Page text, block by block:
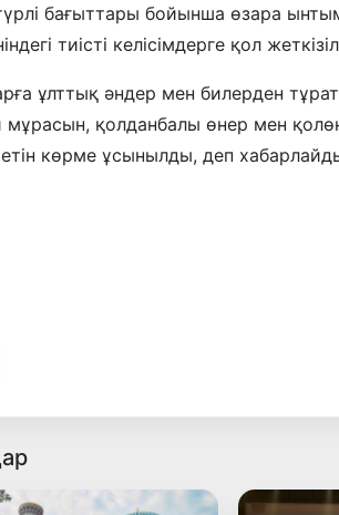
бағыттары бойынша өзара
тиісті келісімдерге қол
ұлттық әндер мен билерден
мұрасын, қолданбалы өнер мен
көрме ұсынылды, деп